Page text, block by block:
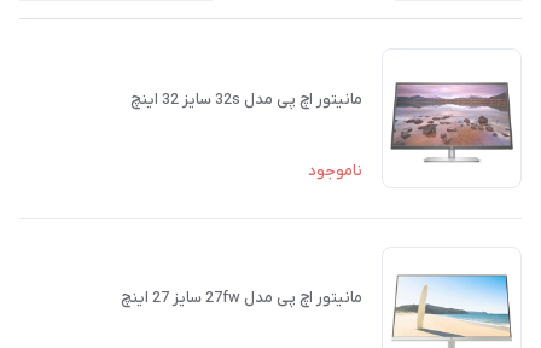
مانیتور اچ پی مدل 32s سایز 32 اینچ
ناموجود
مانیتور اچ پی مدل 27fw سایز 27 اینچ